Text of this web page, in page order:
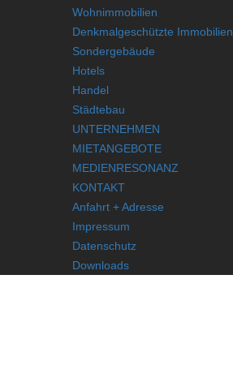
Wohnimmobilien
Denkmalgeschützte Immobilien
Sondergebäude
Hotels
Handel
Städtebau
UNTERNEHMEN
MIETANGEBOTE
MEDIENRESONANZ
KONTAKT
Anfahrt + Adresse
Impressum
Datenschutz
Downloads